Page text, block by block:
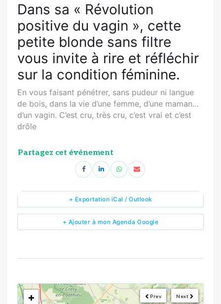
Dans sa « Révolution
positive du vagin », cette
petite blonde sans filtre
vous invite à rire et réfléchir
sur la condition féminine.
En vous faisant pénétrer, sans pudeur ni langue
de bois, dans la vie d’une femme, d’une maman…
d’un vagin. C’est cru, très cru, c’est vrai et c’est
drôle
Partagez cet événement
+ Ajouter à mon Agenda Google
+ Exportation iCal / Outlook
Next
Prev
<!---->
+